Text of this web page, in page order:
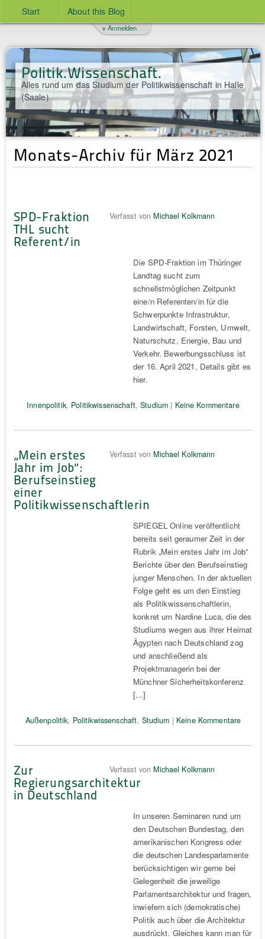
Start About this Blog
Politik.Wissenschaft.
Alles rund um das Studium der Politikwissenschaft in Halle
(Saale)
v Anmelden
Monats-Archiv für März 2021
SPD-Fraktion
THL sucht
Referent/in
Verfasst von Michael Kolkmann
Die SPD-Fraktion im Thüringer
Landtag sucht zum
schnellstmöglichen Zeitpunkt
eine/n Referenten/in für die
Schwerpunkte Infrastruktur,
Landwirtschaft, Forsten, Umwelt,
Naturschutz, Energie, Bau und
Verkehr. Bewerbungsschluss ist
der 16. April 2021, Details gibt es
hier.
Innenpolitik, Politikwissenschaft,Studium | Keine Kommentare
„Mein erstes
Jahr im Job“:
Berufseinstieg
einer
Politikwissenschaftlerin
Verfasst von Michael Kolkmann
SPIEGEL Online veröffentlicht
bereits seit geraumer Zeit in der
Rubrik „Mein erstes Jahr im Job“
Berichte über den Berufseinstieg
junger Menschen. In der aktuellen
Folge geht es um den Einstieg
als Politikwissenschaftlerin,
konkret um Nardine Luca, die des
Studiums wegen aus ihrer Heimat
Ägypten nach Deutschland zog
und anschließend als
Projektmanagerin bei der
Münchner Sicherheitskonferenz
[…]
Außenpolitik, Politikwissenschaft, Studium | Keine Kommentare
Zur
Regierungsarchitektur
in Deutschland
Verfasst von Michael Kolkmann
In unseren Seminaren rund um
den Deutschen Bundestag, den
amerikanischen Kongress oder
die deutschen Landesparlamente
berücksichtigen wir gerne bei
Gelegenheit die jeweilige
Parlamentsarchitektur und fragen,
inwiefern sich (demokratische)
Politik auch über die Architektur
ausdrückt. Gleiches kann man für